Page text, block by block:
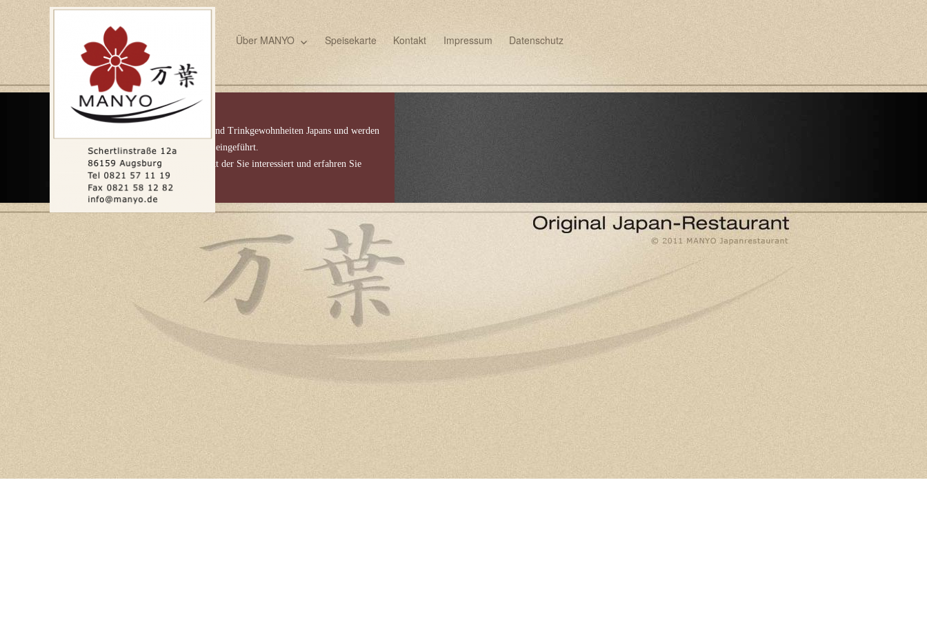
Über MANYO Speisekarte Kontakt Impressum Datenschutz
Die japanische Kultur
Hier erfahren Sie mehr über die Ess- und Trinkgewohnheiten Japans und werden
in die faszinierende Kultur des Landes eingeführt.
Klicken Sie einfach auf den Menüpunkt der Sie interessiert und erfahren Sie